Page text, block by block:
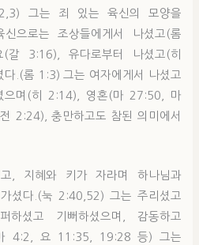
그는 죄 있는 육신의 모양을
으로는 조상들에게서 나셨고(롬
(갈 3:16), 유다로부터 나셨고(히
.(롬 1:3) 그는 여자에게서 나셨고
으며(히 2:14), 영혼(마 27:50, 마
2:24), 충만하고도 참된 의미에서
, 지혜와 키가 자라며 하나님과
셨다.(눅 2:40,52) 그는 주리셨고
하셨고 기뻐하셨으며, 감동하고
4:2, 요 11:35, 19:28 등) 그는